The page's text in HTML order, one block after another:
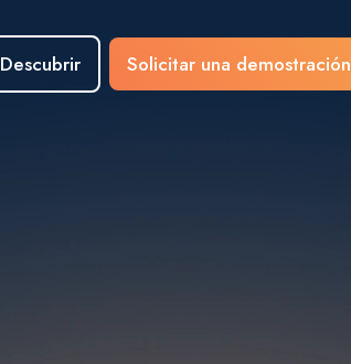
Descubrir Solicitar una demostración